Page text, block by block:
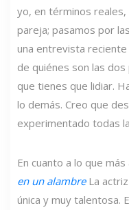
yo, en términos
pareja; pasamos por
una entrevista reciente
de quiénes son las
que tienes que lidiar.
lo demás. Creo que
experimentado todas
En cuanto a lo que
en un alambre La
única y muy talentosa.